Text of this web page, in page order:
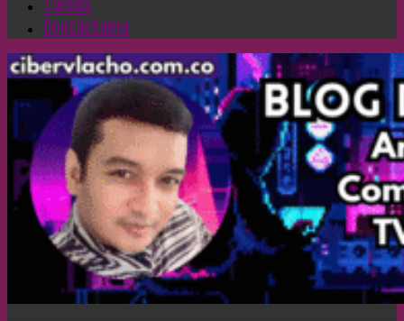
Tienda
Contáctame